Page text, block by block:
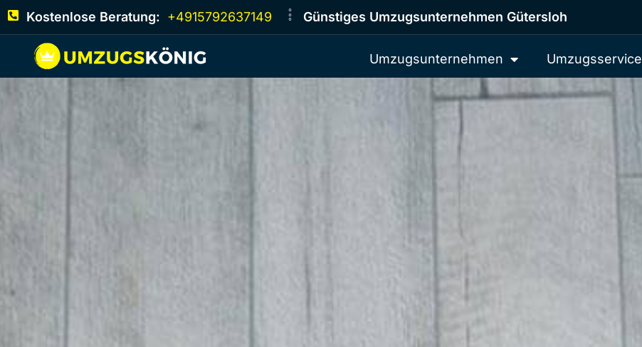
Kostenlose Beratung: +4915792637149 Günstiges Umzugsunternehmen Gütersloh
Umzugsunternehmen Umzugsservice